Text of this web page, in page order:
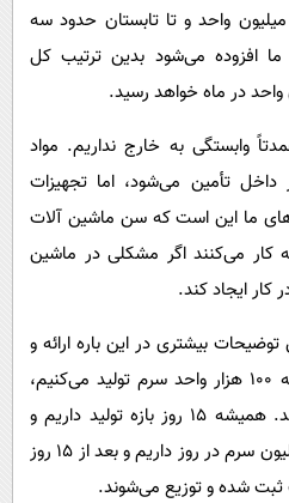
واحد و تا تابستان حدود سه
افزوده می‌شود بدین ترتیب کل
در ماه خواهد رسید.
وابستگی به خارج نداریم. مواد
داخل تأمین می‌شود، اما تجهیزات
ما این است که سن ماشین آلات
از آنجا که ۲۴ ساعته کار می‌کنند اگر مشکلی در ماشین
ایجاد کند.
بیشتری در این باره ارائه و
عنوان کرد: در حال حاضر روزانه ۱۰۰ هزار واحد سرم تولید می‌کنیم،
تست سرم ۱۵ روز طول می‌کشد. همیشه ۱۵ روز بازه تولید داریم و
می‌توان گفت که معمولا ۱.۵ میلیون سرم در روز داریم و بعد از ۱۵ روز
ثبت شده و توزیع می‌شوند.